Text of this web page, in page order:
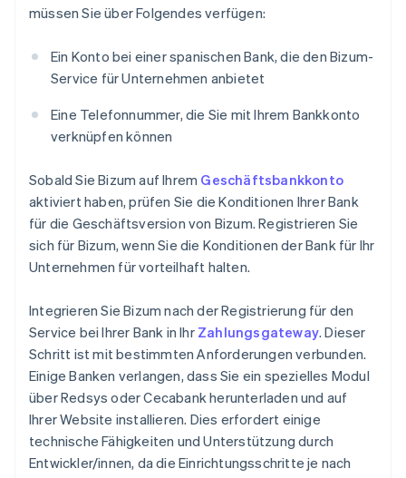
müssen Sie über Folgendes verfügen:
Ein Konto bei einer spanischen Bank, die den Bizum-
Service für Unternehmen anbietet
Eine Telefonnummer, die Sie mit Ihrem Bankkonto
verknüpfen können
Sobald Sie Bizum auf Ihrem Geschäftsbankkonto
aktiviert haben, prüfen Sie die Konditionen Ihrer Bank
für die Geschäftsversion von Bizum. Registrieren Sie
sich für Bizum, wenn Sie die Konditionen der Bank für Ihr
Unternehmen für vorteilhaft halten.
Integrieren Sie Bizum nach der Registrierung für den
Service bei Ihrer Bank in Ihr Zahlungsgateway. Dieser
Schritt ist mit bestimmten Anforderungen verbunden.
Einige Banken verlangen, dass Sie ein spezielles Modul
über Redsys oder Cecabank herunterladen und auf
Ihrer Website installieren. Dies erfordert einige
technische Fähigkeiten und Unterstützung durch
Entwickler/innen, da die Einrichtungsschritte je nach